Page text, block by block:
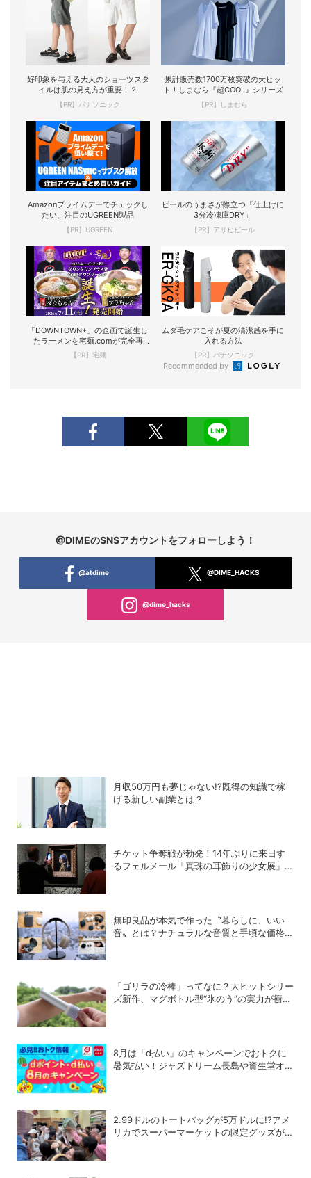
好印象を与える大人のショーツスタ
イルは肌の見え方が重要！？
【PR】パナソニック
累計販売数1700万枚突破の大ヒッ
ト！しまむら『超COOL』シリーズ
【PR】しまむら
Amazonプライムデーでチェックし
たい、注目のUGREEN製品
【PR】UGREEN
ビールのうまさが際立つ「仕上げに
3分冷凍庫DRY」
【PR】アサヒビール
「DOWNTOWN+」の企画で誕生し
たラーメンを宅麺.comが完全再
現！
【PR】宅麺
ムダ毛ケアこそが夏の清潔感を手に
入れる方法
【PR】パナソニック
Recommended by
@DIMEのSNSアカウントをフォローしよう！
@atdime @DIME_HACKS
@dime_hacks
月収50万円も夢じゃない!?既得の知識で稼
げる新しい副業とは？
チケット争奪戦が勃発！14年ぶりに来日す
るフェルメール「真珠の耳飾りの少女展」の
無印良品が本気で作った〝暮らしに、いい
音〟とは？ナチュラルな音質と手頃な価格を
「ゴリラの冷棒」ってなに？大ヒットシリー
ズ新作、マグボトル型“氷のう”の実力が衝撃
8月は「d払い」のキャンペーンでおトクに
暑気払い！ジャズドリーム長島や資生堂オン
2.99ドルのトートバッグが5万ドルに!?アメ
リカでスーパーマーケットの限定グッズが争